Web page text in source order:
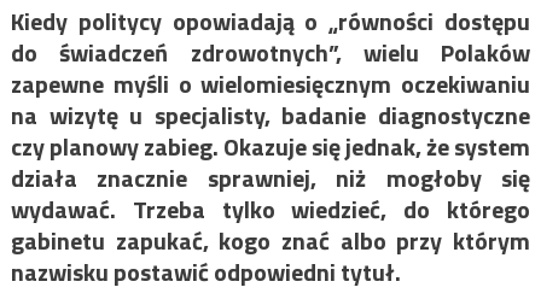
Kiedy politycy opowiadają o „równości dostępu
do świadczeń zdrowotnych”, wielu Polaków
zapewne myśli o wielomiesięcznym oczekiwaniu
na wizytę u specjalisty, badanie diagnostyczne
czy planowy zabieg. Okazuje się jednak, że system
działa znacznie sprawniej, niż mogłoby się
wydawać. Trzeba tylko wiedzieć, do którego
gabinetu zapukać, kogo znać albo przy którym
nazwisku postawić odpowiedni tytuł.